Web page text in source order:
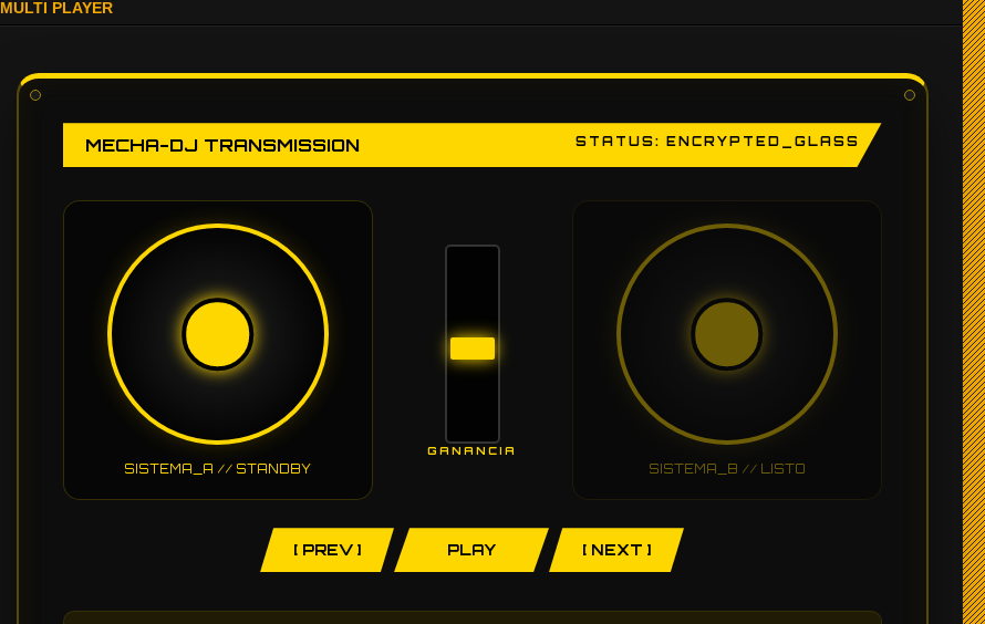
MULTI PLAYER
MECHA-DJ TRANSMISSION STATUS: ENCRYPTED_GLASS
SISTEMA_A // STANDBY
GANANCIA
SISTEMA_B // LISTO
[ PREV ] PLAY [ NEXT ]